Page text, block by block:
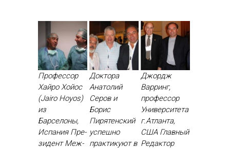
Профессор
Хайро Хойос
(Jairo Hoyos)
из
Барселоны,
Испания Пре­
зидент Меж­
Доктора
Анатолий
Серов и
Борис
Пирятенский
ус­пешно
прак­ти­ку­ют в
Джордж
Варринг,
профессор
Университета
г.Атланта,
США Глав­ный
Ре­дак­тор